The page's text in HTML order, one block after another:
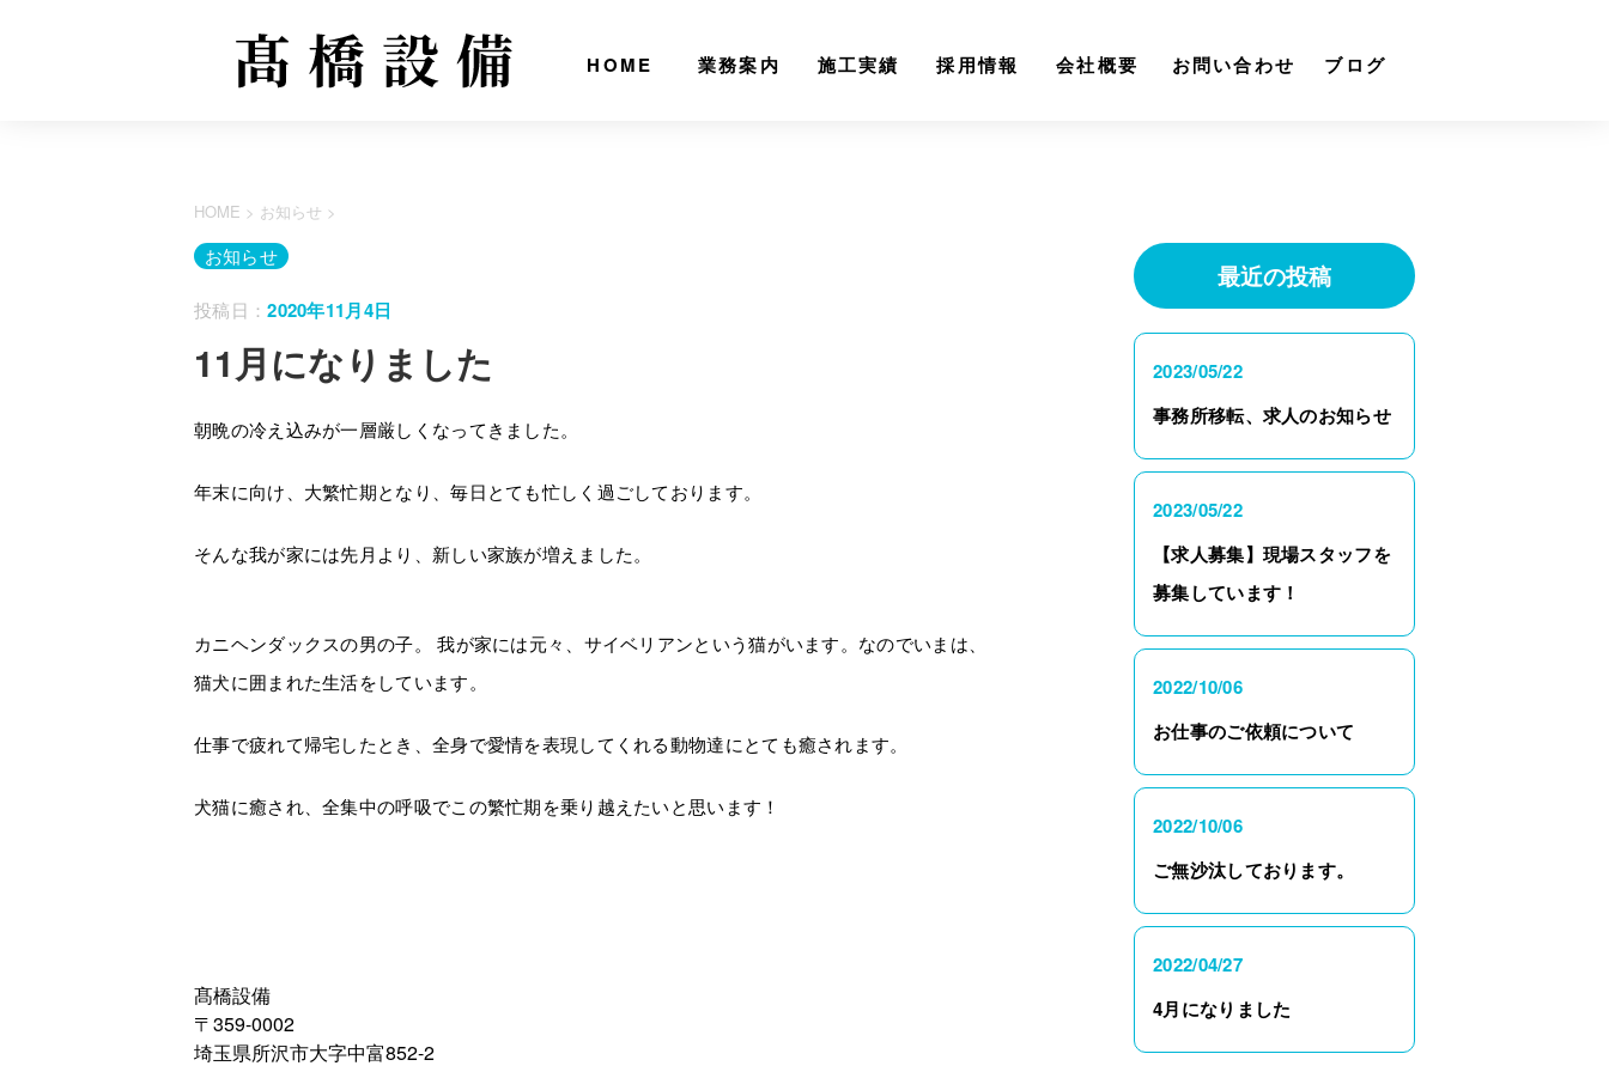
HOME 業務案内 施工実績 採用情報 会社概要 お問い合わせ ブログ
HOME > お知らせ >
お知らせ
投稿日：2020年11月4日
11月になりました
朝晩の冷え込みが一層厳しくなってきました。
年末に向け、大繁忙期となり、毎日とても忙しく過ごしております。
そんな我が家には先月より、新しい家族が増えました。
カニヘンダックスの男の子。 我が家には元々、サイベリアンという猫がいます。なのでいまは、
猫犬に囲まれた生活をしています。
仕事で疲れて帰宅したとき、全身で愛情を表現してくれる動物達にとても癒されます。
犬猫に癒され、全集中の呼吸でこの繁忙期を乗り越えたいと思います！
髙橋設備
〒359-0002
埼玉県所沢市大字中富852-2
最近の投稿
2023/05/22
事務所移転、求人のお知らせ
2023/05/22
【求人募集】現場スタッフを
募集しています！
2022/10/06
お仕事のご依頼について
2022/10/06
ご無沙汰しております。
2022/04/27
4月になりました